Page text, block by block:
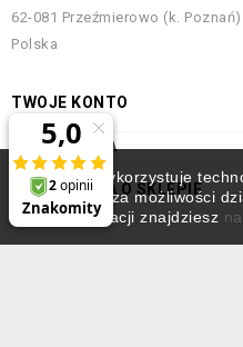
Ten sklep wykorzystuje
która rozszerza możliwości
informacji znajdziesz
62-081 Przeźmierowo (k. Poznań)
Polska
TWOJE KONTO
INFORMACJA
INFORMACJA O SKLEPIE